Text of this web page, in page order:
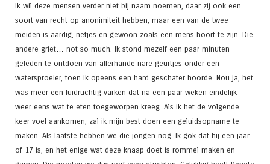
Ik wil deze mensen verder niet bij naam noemen, daar zij ook een
soort van recht op anonimiteit hebben, maar een van de twee
meiden is aardig, netjes en gewoon zoals een mens hoort te zijn. Die
andere griet… not so much. Ik stond mezelf een paar minuten
geleden te ontdoen van allerhande nare geurtjes onder een
watersproeier, toen ik opeens een hard geschater hoorde. Nou ja, het
was meer een luidruchtig varken dat na een paar weken eindelijk
weer eens wat te eten toegeworpen kreeg. Als ik het de volgende
keer voel aankomen, zal ik mijn best doen een geluidsopname te
maken. Als laatste hebben we die jongen nog. Ik gok dat hij een jaar
of 17 is, en het enige wat deze knaap doet is rommel maken en